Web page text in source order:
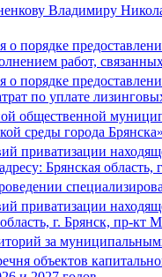
Владимиру
порядке
работ,
порядке
по уплате
общественной
среды города Брянска»
приватизации
Брянская область,
приватизации
г. Брянск, пр-кт
за
объектов